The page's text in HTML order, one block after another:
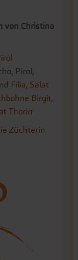
von Christina
Pirol,
Filia, Salat
Birgit,
Thorin
Züchterin